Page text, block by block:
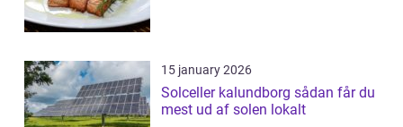
15 january 2026
Solceller kalundborg sådan får du
mest ud af solen lokalt